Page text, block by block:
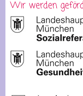
Wir werden